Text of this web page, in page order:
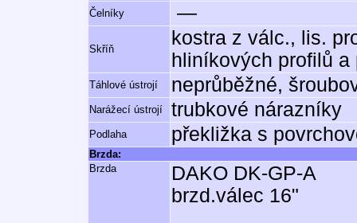
Čelníky —
Skříň
kostra z válc., lis.
hliníkových profilů a
Táhlové ústrojí neprůběžné,
Narážecí ústrojí trubkové nárazníky
Podlaha překližka s
Brzda:
Brzda
DAKO DK-GP-A
brzd.válec 16"